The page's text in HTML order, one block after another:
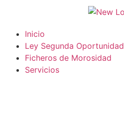
Inicio
Ley Segunda Oportunidad
Ficheros de Morosidad
Servicios